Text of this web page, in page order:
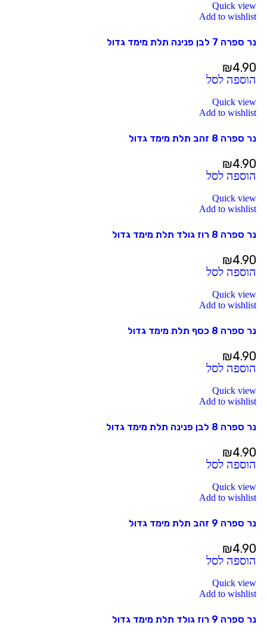
Quick view
Add to wishlist
נר ספרה 7 לבן פנינה תלת מימד גדול
₪4.90
הוספה לסל
Quick view
Add to wishlist
נר ספרה 8 זהב תלת מימד גדול
₪4.90
הוספה לסל
Quick view
Add to wishlist
נר ספרה 8 רוז גולד תלת מימד גדול
₪4.90
הוספה לסל
Quick view
Add to wishlist
נר ספרה 8 כסף תלת מימד גדול
₪4.90
הוספה לסל
Quick view
Add to wishlist
נר ספרה 8 לבן פנינה תלת מימד גדול
₪4.90
הוספה לסל
Quick view
Add to wishlist
נר ספרה 9 זהב תלת מימד גדול
₪4.90
הוספה לסל
Quick view
Add to wishlist
נר ספרה 9 רוז גולד תלת מימד גדול